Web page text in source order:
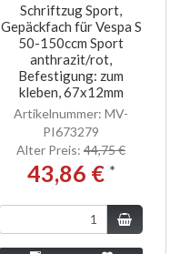
Schriftzug Sport,
Gepäckfach für Vespa S
50-150ccm Sport
anthrazit/rot,
Befestigung: zum
kleben, 67x12mm
Artikelnummer: MV-
PI673279
Alter Preis: 44,75 €
43,86 € *